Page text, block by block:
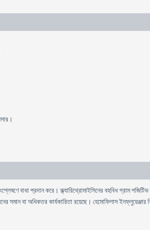
বাধা প্রদান করে। ক্ল্যারিথ্রোমাইসিনের বহুবিধ গ্রাম পজিটিভ
সমান বা অধিকতর কার্যকারিতা রয়েছে। হেমােফিলাস ইনফ্লুয়েঞ্জার